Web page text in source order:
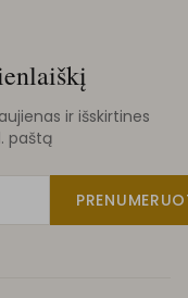
ir išskirtines
paštą